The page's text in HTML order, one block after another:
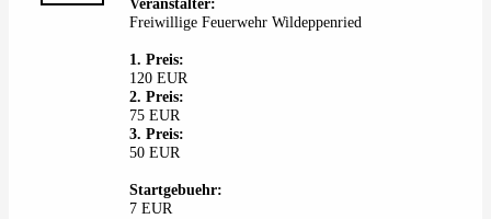
Veranstalter:
Freiwillige Feuerwehr Wildeppenried
1. Preis:
120 EUR
2. Preis:
75 EUR
3. Preis:
50 EUR
Startgebuehr:
7 EUR